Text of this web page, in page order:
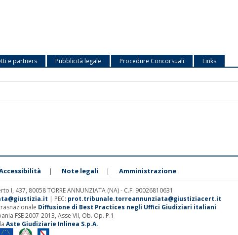
e partners Pubblicità legale Procedure Concorsuali
Links
| Note legali | Amministrazione
437, 80058 TORRE ANNUNZIATA (NA) - C.F. 90026810631
| PEC: prot.tribunale.torreannunziata@giustiziacert.it
Diffusione di Best Practices negli Uffici Giudiziari italiani
FSE 2007-2013, Asse VII, Ob. Op. P.1
Aste Giudiziarie Inlinea S.p.A.